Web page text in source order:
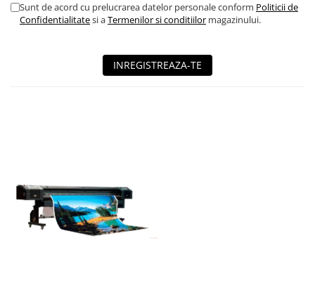
Sunt de acord cu prelucrarea datelor personale conform Politicii de
Confidentialitatesi aTermenilor si conditiilor magazinului.
INREGISTREAZA-TE